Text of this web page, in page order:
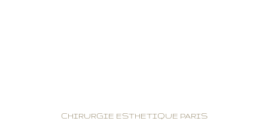
CHIRURGIE ESTHETIQUE PARIS